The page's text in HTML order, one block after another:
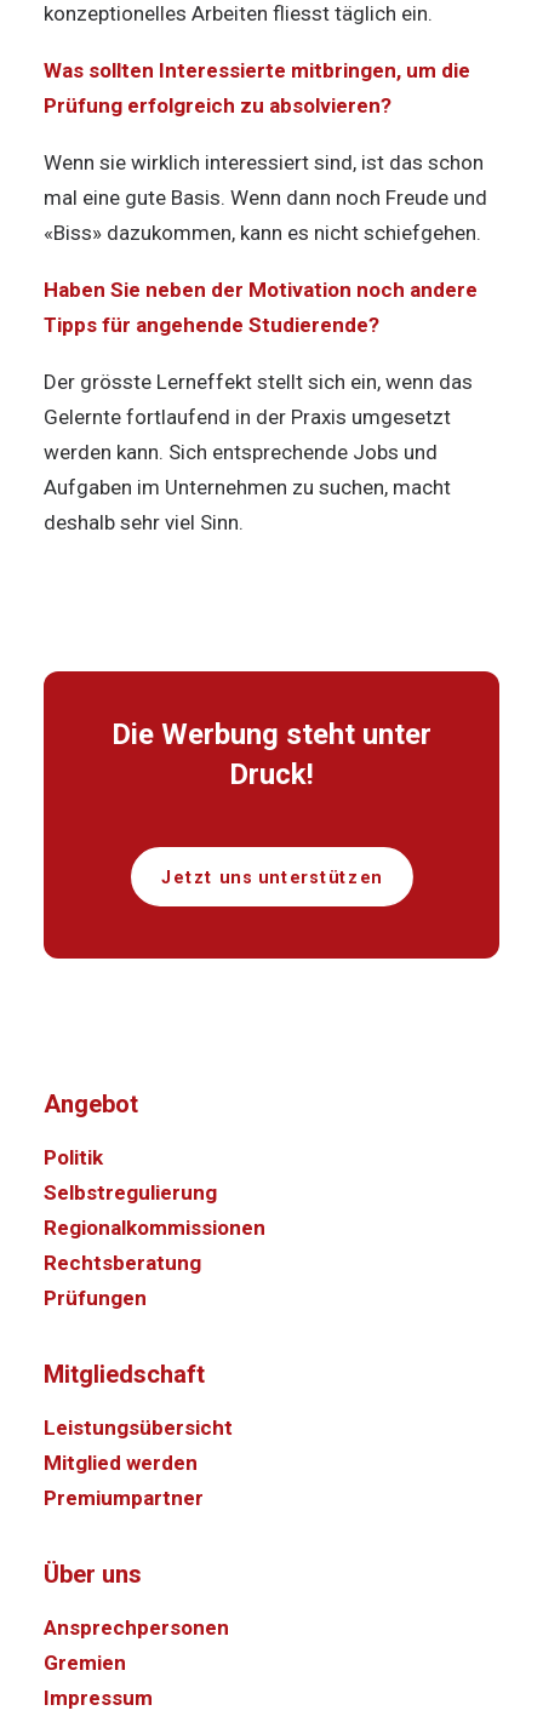
konzeptionelles Arbeiten fliesst täglich ein.
Was sollten Interessierte mitbringen, um die
Prüfung erfolgreich zu absolvieren?
Wenn sie wirklich interessiert sind, ist das schon
mal eine gute Basis. Wenn dann noch Freude und
«Biss» dazukommen, kann es nicht schiefgehen.
Haben Sie neben der Motivation noch andere
Tipps für angehende Studierende?
Der grösste Lerneffekt stellt sich ein, wenn das
Gelernte fortlaufend in der Praxis umgesetzt
werden kann. Sich entsprechende Jobs und
Aufgaben im Unternehmen zu suchen, macht
deshalb sehr viel Sinn.
Die Werbung steht unter
Druck!
Jetzt uns unterstützen
Angebot
Politik
Selbstregulierung
Regionalkommissionen
Rechtsberatung
Prüfungen
Mitgliedschaft
Leistungsübersicht
Mitglied werden
Premiumpartner
Über uns
Ansprechpersonen
Gremien
Impressum